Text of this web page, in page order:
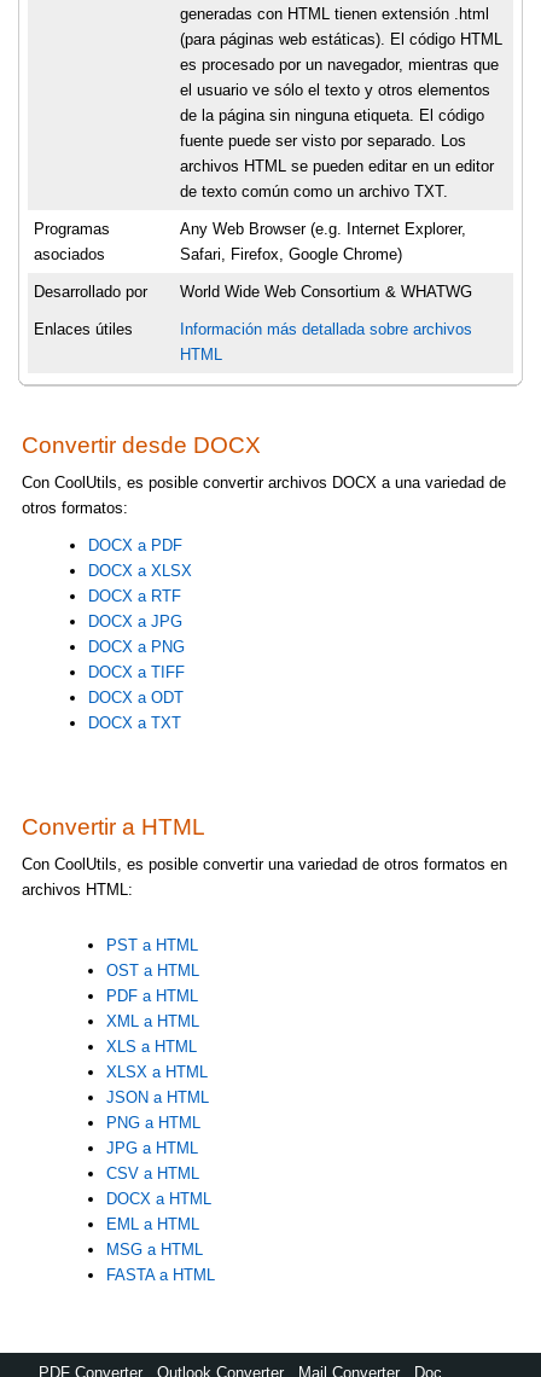
generadas con HTML tienen extensión .html
(para páginas web estáticas). El código HTML
es procesado por un navegador, mientras que
el usuario ve sólo el texto y otros elementos
de la página sin ninguna etiqueta. El código
fuente puede ser visto por separado. Los
archivos HTML se pueden editar en un editor
de texto común como un archivo TXT.
Programas
asociados
Any Web Browser (e.g. Internet Explorer,
Safari, Firefox, Google Chrome)
Desarrollado por World Wide Web Consortium & WHATWG
Enlaces útiles
Información más detallada sobre archivos
HTML
Convertir desde DOCX
Con CoolUtils, es posible convertir archivos DOCX a una variedad de
otros formatos:
DOCX a PDF
DOCX a XLSX
DOCX a RTF
DOCX a JPG
DOCX a PNG
DOCX a TIFF
DOCX a ODT
DOCX a TXT
Convertir a HTML
Con CoolUtils, es posible convertir una variedad de otros formatos en
archivos HTML:
PST a HTML
OST a HTML
PDF a HTML
XML a HTML
XLS a HTML
XLSX a HTML
JSON a HTML
PNG a HTML
JPG a HTML
CSV a HTML
DOCX a HTML
EML a HTML
MSG a HTML
FASTA a HTML
PDF Converter Outlook Converter Mail Converter Doc